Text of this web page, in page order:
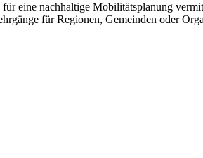
eine nachhaltige Mobilitätsplanung
für Regionen, Gemeinden oder